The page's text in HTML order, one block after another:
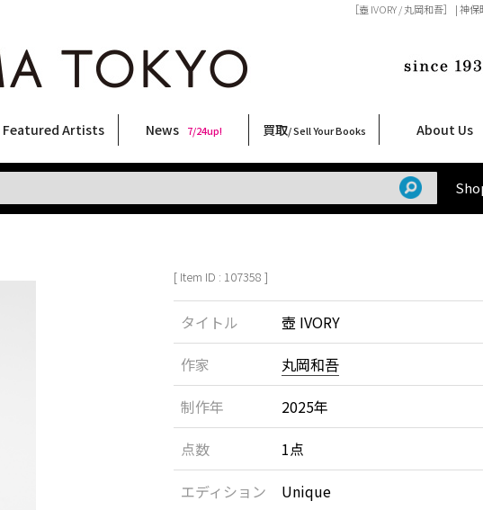
［壺 IVORY / 丸岡和吾］ | 神
Featured Artists
稲嶺啓一(東風終)
村田言恵
丸岡和吾
Rico Casella
キム・ロートン
菅谷晋一
柴田亜美
内藤啓介
CHRIS
森山大道
大類信
三島剛
COOKIE
三島由紀夫
大西洋介
秋赤音
北島敬三
横尾忠則
二本木里美
春川ナミオ
天野タケル
佐伯俊男
林月光
内藤ルネ
須藤昌人
News 7/24up!
新着・おすすめ商品 9/7up!
フェア・イベント情報 7/24up!
お店からのお知らせ 6/1up!
買取/ Sell Your Books
買取ブログ
買取専用フォーム
古書 / 古本の買取
美術品の買取
出張買取について
宅配買取について
店頭買取について
よくある質問
About Us
店舗案内
Shop Infomation
ご注文について
How to Order
特定商取引法に
プライバシーポ
[ Item ID : 107358 ]
タイトル
壺 IVORY
作家
丸岡和吾
制作年
2025年
点数
1点
エディション
Unique